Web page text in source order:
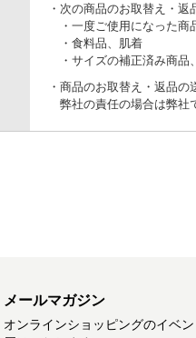
次の商品のお取替え・返
一度ご使用になった商
食料品、肌着
サイズの補正済み商品
商品のお取替え・返品の
弊社の責任の場合は弊社
メールマガジン
オンラインショッピングのイベ